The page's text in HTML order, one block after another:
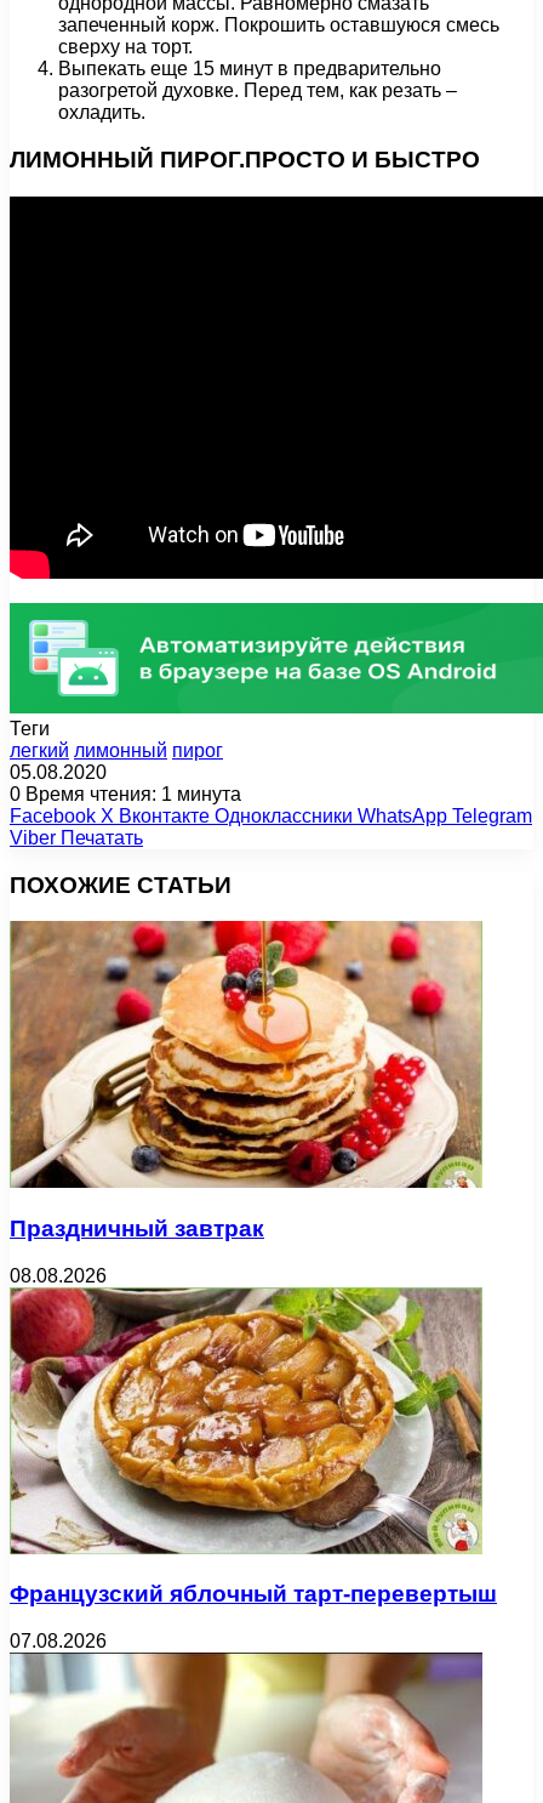
запеченный корж. Покрошить оставшуюся смесь
сверху на торт.
Выпекать еще 15 минут в предварительно
разогретой духовке. Перед тем, как резать –
охладить.
ЛИМОННЫЙ ПИРОГ.ПРОСТО И БЫСТРО
Теги
легкий лимонный пирог
05.08.2020
0 Время чтения: 1 минута
Facebook X Вконтакте Одноклассники WhatsApp Telegram
Viber Печатать
ПОХОЖИЕ СТАТЬИ
Праздничный завтрак
08.08.2026
Французский яблочный тарт-перевертыш
07.08.2026